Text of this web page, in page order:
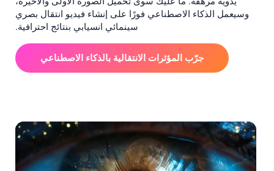
وسيعمل الذكاء الاصطناعي فورًا على إنشاء فيديو انتقال بصري
سينمائي انسيابي بنتائج احترافية.
جرّب المؤثرات الانتقالية بالذكاء الاصطناعي